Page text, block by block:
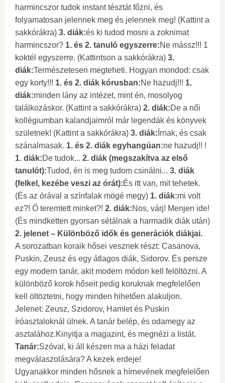
harmincszor tudok instant tésztát főzni, és
folyamatosan jelennek meg és jelennek meg! (Kattint a
sakkórákra) 3. diák:és ki tudod mosni a zoknimat
harmincszor? 1. és 2. tanuló egyszerre:Ne mássz!!! 1
koktél egyszerre. (Kattintson a sakkórákra) 3.
diák:Természetesen megteheti. Hogyan mondod: csak
egy korty!!! 1. és 2. diák kórusban:Ne hazudj!!! 1.
diák:minden lány az intézet, mint én, mosolyog
találkozáskor. (Kattint a sakkórákra) 2. diák:De a női
kollégiumban kalandjaimról már legendák és könyvek
születnek! (Kattint a sakkórákra) 3. diák: Írnak, és csak
szánalmasak. 1. és 2. diák egyhangúan:ne hazudj!! !
1. diák:De tudok... 2. diák (megszakítva az első
tanulót):Tudod, én is meg tudom csinálni... 3. diák
(felkel, kezébe veszi az órát):És itt van, mit tehetek.
(És az órával a színfalak mögé megy) 1. diák:mi volt
ez?! Ő teremtett minket?! 2. diák:Nos, várj! Menjen ide!
(És mindketten gyorsan sétálnak a harmadik diák után)
2. jelenet – Különböző idők és generációk diákjai.
A sorozatban koraik hősei vesznek részt: Casanova,
Puskin, Zeusz és egy átlagos diák, Sidorov. És persze
egy modern tanár, akit modern módon kell felöltözni. A
különböző korok hőseit pedig koruknak megfelelően
kell öltöztetni, hogy minden hihetően alakuljon.
Jelenet: Zeusz, Szidorov, Hamlet és Puskin
íróasztaloknál ülnek. A tanár belép, és odamegy az
asztalához.Kinyitja a magazint, és megnézi a listát.
Tanár:Szóval, ki áll készen ma a házi feladat
megválaszolására? A kezek erdeje!
Ugyanakkor minden hősnek a hírnevének megfelelően